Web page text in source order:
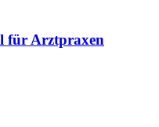
für Arztpraxen